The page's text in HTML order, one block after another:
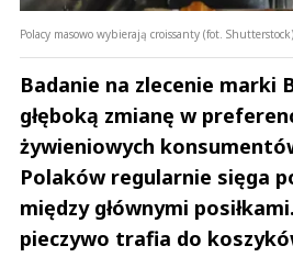
Polacy masowo wybierają croissanty (fot. Shutterstock)
Badanie na zlecenie marki
głęboką zmianę w
żywieniowych
Polaków regularnie sięga
między głównymi
pieczywo trafia do